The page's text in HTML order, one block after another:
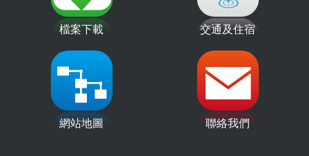
檔案下載 交通及住宿
網站地圖 聯絡我們